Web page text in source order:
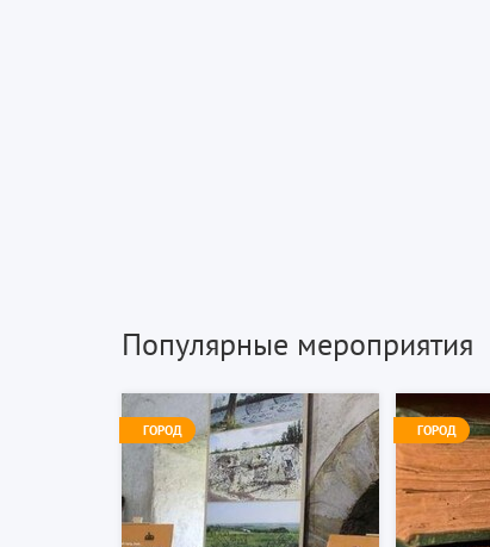
Популярные мероприятия
ГОРОД ГОРОД